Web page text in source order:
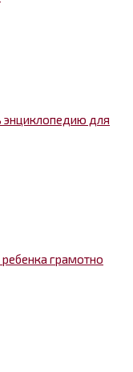
энциклопедию для
грамотно